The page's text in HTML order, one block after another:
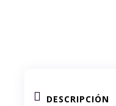
 DESCRIPCIÓN